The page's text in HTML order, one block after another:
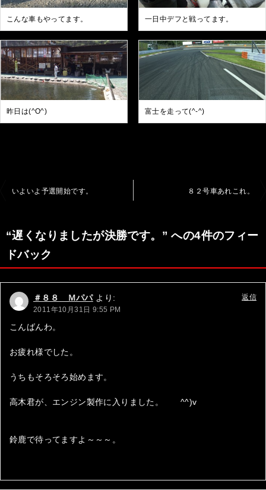
こんな車もやってます。 一日中デフと戦ってます。
昨日は(^O^) 富士を走って(^-^)
ゲ
ー
シ
いよいよ予選開始です。 ８２号車あれこれ。
“遅くなりましたが決勝です。” への4件のフィー
ドバック
＃８８ Ｍパパ より:
2011年10月31日 9:55 PM
こんばんわ。
お疲れ様でした。
うちもそろそろ始めます。
高木君が、エンジン製作に入りました。 ^^)v
鈴鹿で待ってますよ～～～。
返信